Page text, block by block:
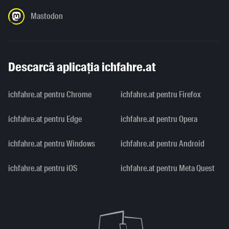
Mastodon
Descarcă aplicația ichfahre.at
ichfahre.at pentru Chrome ichfahre.at pentru Firefox
ichfahre.at pentru Edge ichfahre.at pentru Opera
ichfahre.at pentru Windows ichfahre.at pentru Android
ichfahre.at pentru iOS ichfahre.at pentru Meta Quest